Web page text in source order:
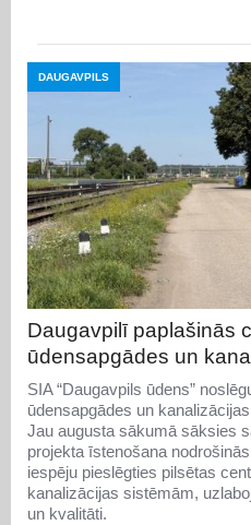
DAUGAVPILS
Daugavpilī paplašinās
ūdensapgādes un
SIA “Daugavpils ūdens”
ūdensapgādes un
Jau augusta sākumā sāksies
projekta īstenošana
iespēju pieslēgties pilsētas
kanalizācijas sistēmām,
un kvalitāti.